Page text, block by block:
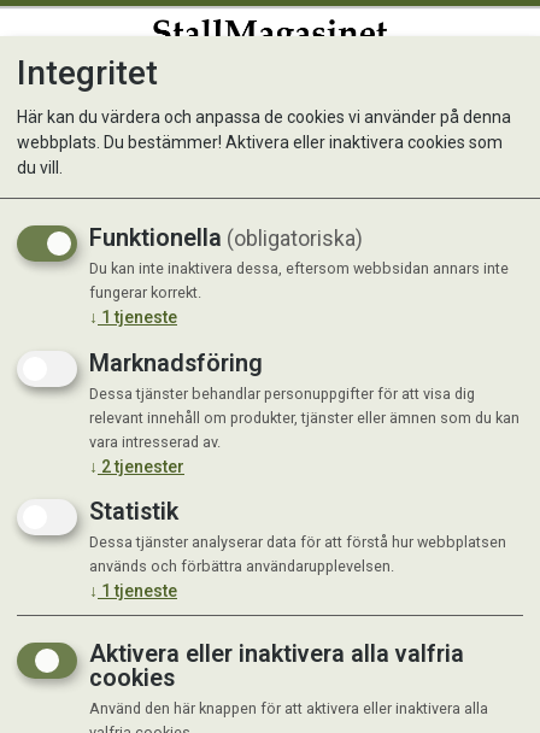
Lerfat, white-washed
Integritet
Här kan du värdera och anpassa de cookies vi använder på denna
webbplats. Du bestämmer! Aktivera eller inaktivera cookies som
du vill.
Funktionella (obligatoriska)
Du kan inte inaktivera dessa, eftersom webbsidan annars inte
fungerar korrekt.
↓ 1 tjeneste
Marknadsföring
Dessa tjänster behandlar personuppgifter för att visa dig
relevant innehåll om produkter, tjänster eller ämnen som du kan
vara intresserad av.
↓ 2tjenester
Statistik
Dessa tjänster analyserar data för att förstå hur webbplatsen
används och förbättra användarupplevelsen.
↓ 1 tjeneste
Aktivera eller inaktivera alla valfria
cookies
Använd den här knappen för att aktivera eller inaktivera alla